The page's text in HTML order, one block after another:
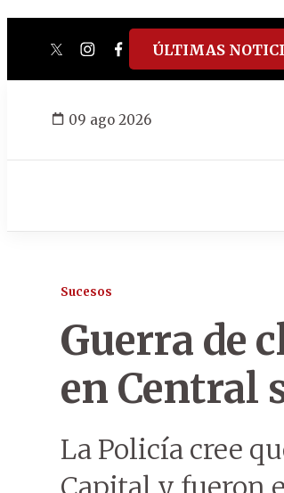
twitterinstagram
facebook
tiktokyoutube
spotify
ÚLTIMAS
09 ago 2026
Sucesos
Guerra de
en Central
La Policía cree